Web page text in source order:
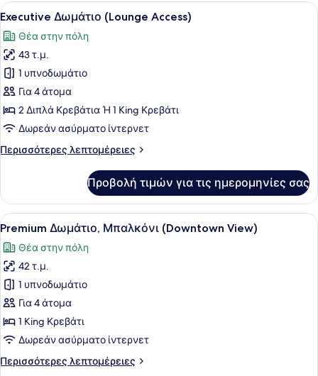
Access)
Προβολή
όλων
των
φωτογραφιών
για
Executive
Δωμάτιο
(Lounge
Access)
Ένα σύγχρονο δωμάτιο
7
Executive Δωμάτιο (Lounge Access)
Θέα στην πόλη
43 τ.μ.
1 υπνοδωμάτιο
Για 4 άτομα
2 Διπλά Κρεβάτια Ή 1 King Κρεβάτι
Δωρεάν ασύρματο ίντερνετ
Περισσότερες λεπτομέρειες
Περισσότερες
Δωμάτιο
(Lounge
Access)
Προβολή τιμών για τις ημερομηνίες σας
Προβολή
όλων
των
φωτογραφιών
για
Premium
Δωμάτιο,
Μπαλκόνι
(Downtown
View)
Ένα σύγχρονο υπνοδωμάτιο με
8
Premium Δωμάτιο, Μπαλκόνι (Downtown View)
Θέα στην πόλη
42 τ.μ.
1 υπνοδωμάτιο
Για 4 άτομα
1 King Κρεβάτι
Δωρεάν ασύρματο ίντερνετ
Περισσότερες λεπτομέρειες
Περισσότερες